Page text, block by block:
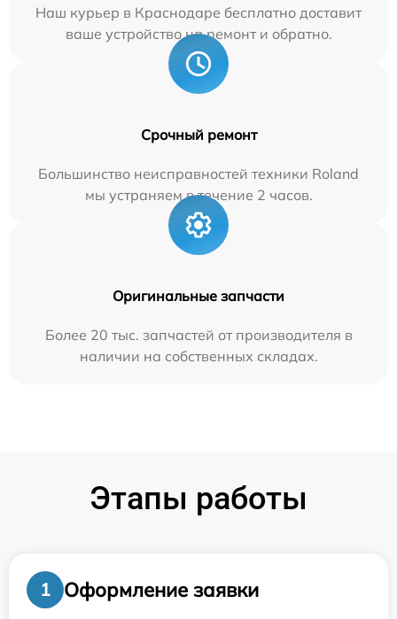
Наш курьер в Краснодаре бесплатно доставит
ваше устройство на ремонт и обратно.
Срочный ремонт
Большинство неисправностей техники Roland
мы устраняем в течение 2 часов.
Оригинальные запчасти
Более 20 тыс. запчастей от производителя в
наличии на собственных складах.
Этапы работы
1
Оформление заявки